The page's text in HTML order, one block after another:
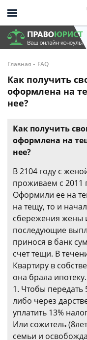
Главная - FAQ
Как получить
оформлена на
нее?
Как получить
оформлена на
нее?
В 2104 году с
проживаем с 2011
Оформили ее на
на тещу, то и
сбережения жены
последующие
принося в банк
счет тещи. В
Квартиру в
она брала
1. Чтобы передать
либо через
уплатить 13%
Или сожитель
семьи и